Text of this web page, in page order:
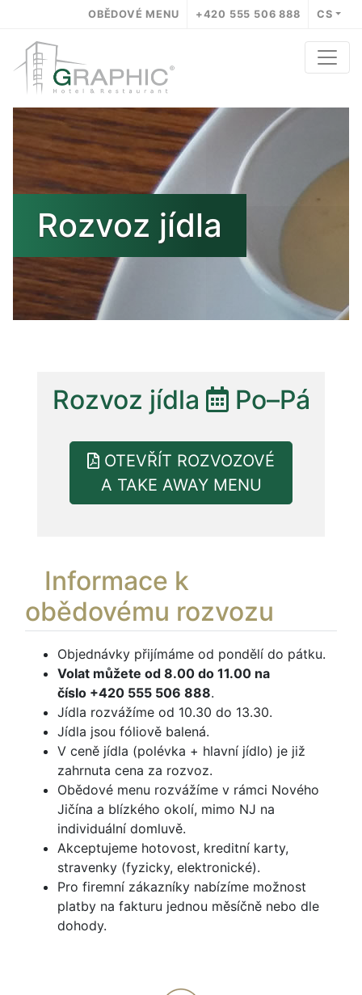
OBĚDOVÉ MENU +420 555 506 888 CS
Rozvoz jídla
Rozvoz jídla Po–Pá
OTEVŘÍT ROZVOZOVÉ
A TAKE AWAY MENU
Informace k
obědovému rozvozu
Objednávky přijímáme od pondělí do pátku.
Volat můžete od 8.00 do 11.00 na
číslo +420 555 506 888.
Jídla rozvážíme od 10.30 do 13.30.
Jídla jsou fóliově balená.
V ceně jídla (polévka + hlavní jídlo) je již
zahrnuta cena za rozvoz.
Obědové menu rozvážíme v rámci Nového
Jičína a blízkého okolí, mimo NJ na
individuální domluvě.
Akceptujeme hotovost, kreditní karty,
stravenky (fyzicky, elektronické).
Pro firemní zákazníky nabízíme možnost
platby na fakturu jednou měsíčně nebo dle
dohody.